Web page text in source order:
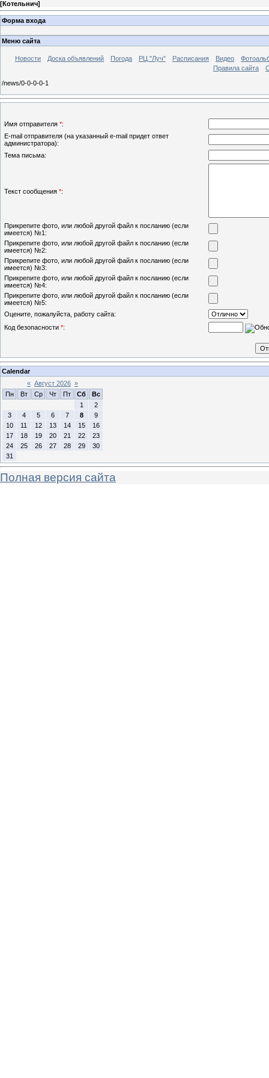
[Котельнич]
Форма входа
Меню сайта
Новости Доска объявлений Погода РЦ "Луч" Расписания Видео
Правила сайта
/news/0-0-0-0-1
Имя отправителя *:
E-mail отправителя (на указанный e-mail придет ответ
администратора):
Тема письма:
Текст сообщения *:
Прикрепите фото, или любой другой файл к посланию (если
имеется) №1:
Прикрепите фото, или любой другой файл к посланию (если
имеется) №2:
Прикрепите фото, или любой другой файл к посланию (если
имеется) №3:
Прикрепите фото, или любой другой файл к посланию (если
имеется) №4:
Прикрепите фото, или любой другой файл к посланию (если
имеется) №5:
Оцените, пожалуйста, работу сайта:
Код безопасности *:
Calendar
« Август 2026 »
Пн
Вт Ср Чт Пт Сб
Вс
1
2
3
4 5 6 7 8
9
10
11 12 13 14 15
16
17
18 19 20 21 22
23
24
25 26 27 28 29
30
31
Полная версия сайта